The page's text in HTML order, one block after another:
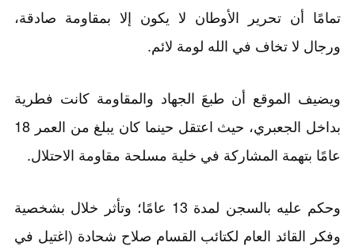
تمامًا أن تحرير الأوطان لا يكون إلا بمقاومة صادقة،
ورجال لا تخاف في الله لومة لائم.
ويضيف الموقع أن طبعَ الجهاد والمقاومة كانت فطرية
بداخل الجعبري، حيث اعتقل حينما كان يبلغ من العمر 18
عامًا بتهمة المشاركة في خلية مسلحة مقاومة الاحتلال.
وحكم عليه بالسجن لمدة 13 عامًا؛ وتأثر خلال بشخصية
وفكر القائد العام لكتائب القسام صلاح شحادة (اغتيل في